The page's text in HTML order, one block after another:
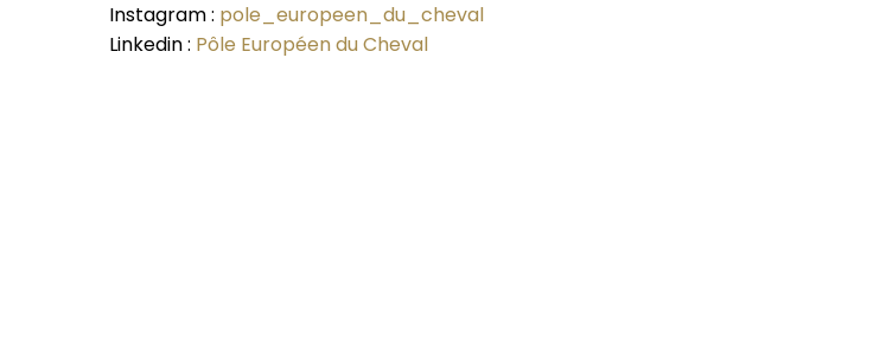
Instagram : pole_europeen_du_cheval
Linkedin : Pôle Européen du Cheval